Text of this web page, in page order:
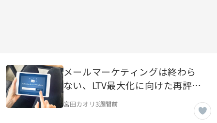
メールマーケティングは終わら
ない、LTV最大化に向けた再評価
の時代
宮田カオリ3週間前